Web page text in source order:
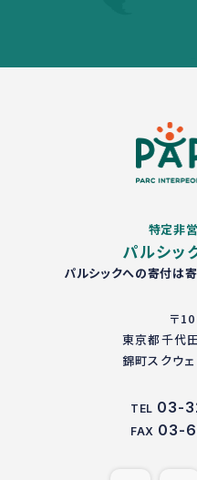
特定非
パルシッ
パルシックへの寄付は
〒
東京都千代
錦町スクウ
TEL 03-
FAX 03-